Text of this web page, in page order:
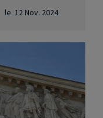
le 12 Nov. 2024